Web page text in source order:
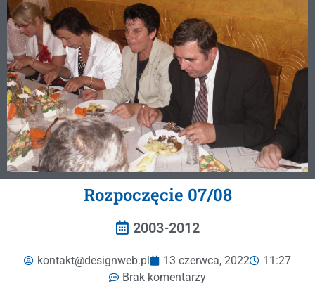
Rozpoczęcie 07/08
2003-2012
kontakt@designweb.pl 13 czerwca, 2022
11:27
Brak komentarzy